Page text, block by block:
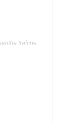
fraîche